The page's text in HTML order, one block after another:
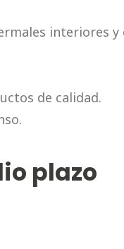
interiores
de calidad.
plazo